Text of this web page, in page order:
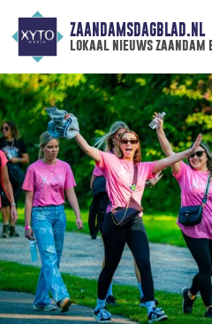
ZAANDAMSDAGBLAD.NL
lokaal nieuws zaandam